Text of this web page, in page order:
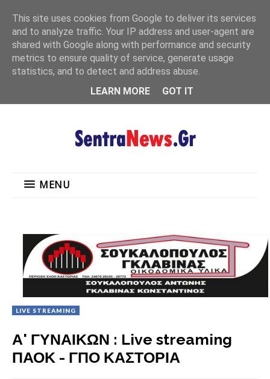
MENU
MENU
LIVE STREAMING
Α' ΓΥΝΑΙΚΩΝ : Live streaming
ΠΑΟΚ - ΓΠΟ ΚΑΣΤΟΡΙΑ
This site uses cookies from Google to deliver its services
and to analyze traffic. Your IP address and user-agent are
shared with Google along with performance and security
metrics to ensure quality of service, generate usage
statistics, and to detect and address abuse.
LEARN MORE
GOT IT